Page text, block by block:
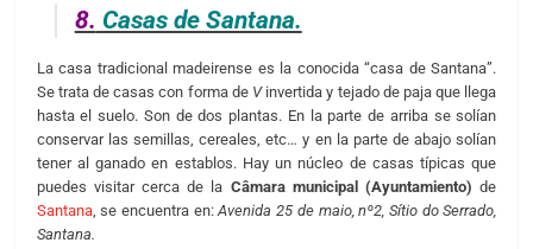
8. Casas de Santana.
La casa tradicional madeirense es la conocida “casa de Santana”.
Se trata de casas con forma deVinvertida y tejado de paja que llega
hasta el suelo. Son de dos plantas. En la parte de arriba se solían
conservar las semillas, cereales, etc… y en la parte de abajo solían
tener al ganado en establos. Hay un núcleo de casas típicas que
puedes visitar cerca de la Câmara municipal (Ayuntamiento)de
Santana, se encuentra en:Avenida 25 de maio, nº2, Sítio do Serrado,
Santana.